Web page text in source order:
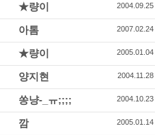
★량이 2004.09.25
아톰 2007.02.24
★량이 2005.01.04
양지현 2004.11.28
쏭냥-_ㅠ;;;; 2004.10.23
깜 2005.01.14